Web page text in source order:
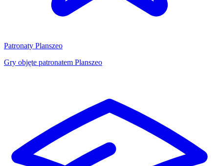
Patronaty Planszeo
Gry objęte patronatem Planszeo